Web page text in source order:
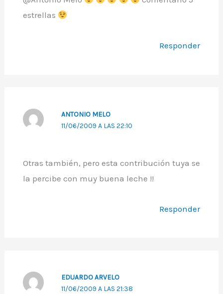
estrellas
Responder
ANTONIO MELO
11/06/2009 A LAS 22:10
Otras también, pero esta contribución tuya se
la percibe con muy buena leche !!
Responder
EDUARDO ARVELO
11/06/2009 A LAS 21:38